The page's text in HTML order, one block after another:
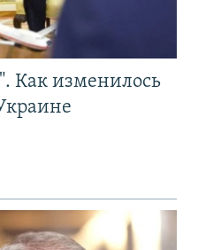
Как изменилось